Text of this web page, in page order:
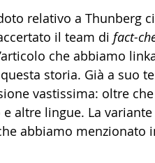
relativo a Thunberg
il team di fact-
che abbiamo
storia. Già a suo
vastissima: oltre
e altre lingue. La
abbiamo menzionato